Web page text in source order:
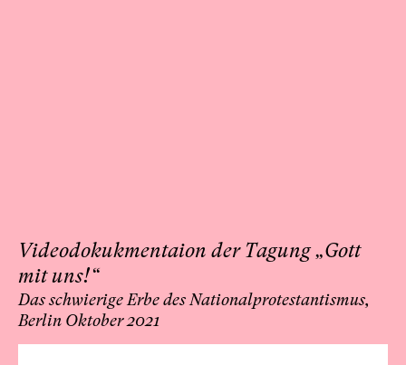
Videodokukmentaion der Tagung „Gott
mit uns!“
Das schwierige Erbe des Nationalprotestantismus,
Berlin Oktober 2021